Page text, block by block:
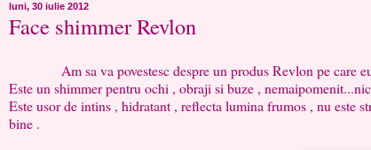
luni, 30 iulie 2012
Face shimmer Revlon
Am sa va povestesc despre un produs Revlon pe care eu
Este un shimmer pentru ochi , obraji si buze ,
Este usor de intins , hidratant , reflecta lumina frumos , nu este
bine .